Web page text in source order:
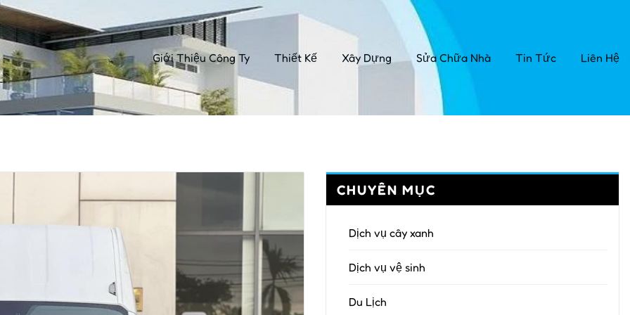
Giới Thiệu Công Ty Thiết Kế Xây Dựng Sửa Chữa Nhà Tin Tức Liên Hệ
CHUYÊN MỤC
Dịch vụ cây xanh
Dịch vụ vệ sinh
Du Lịch